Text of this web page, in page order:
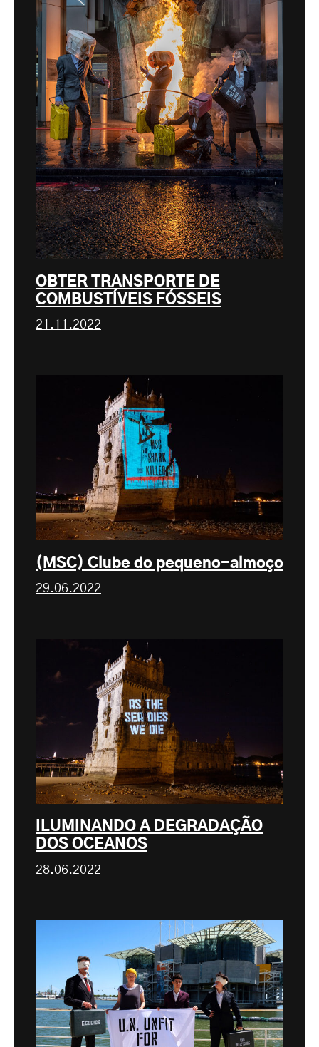
OBTER TRANSPORTE DE
COMBUSTÍVEIS FÓSSEIS
21.11.2022
(MSC) Clube do pequeno-almoço
29.06.2022
ILUMINANDO A DEGRADAÇÃO
DOS OCEANOS
28.06.2022